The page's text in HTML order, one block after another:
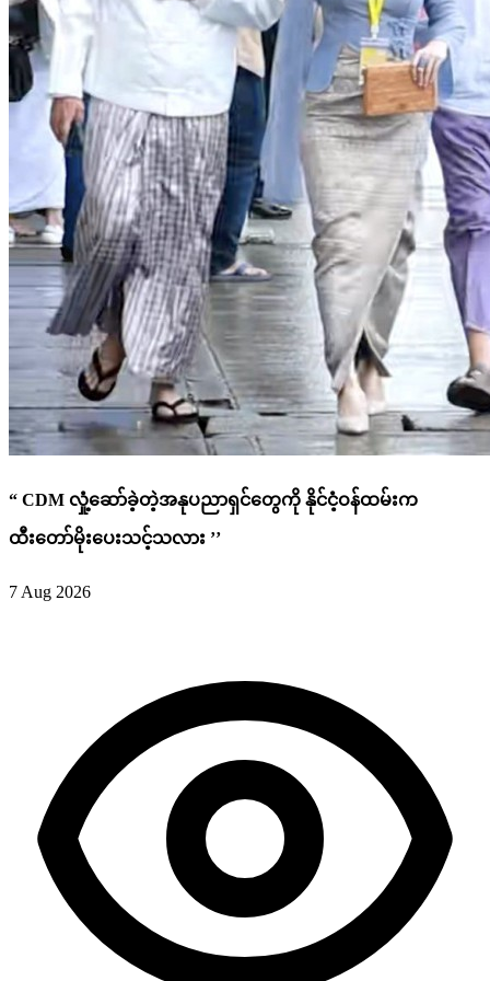
“ CDM လှုံ့ဆော်ခဲ့တဲ့အနုပညာရှင်တွေကို နိုင်ငံ့ဝန်ထမ်းက
ထီးတော်မိုးပေးသင့်သလား ’’
7 Aug 2026